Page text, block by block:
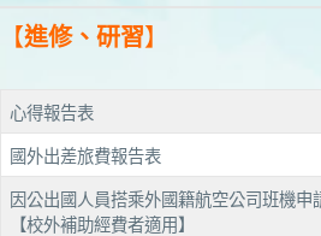
【進修、研習】
心得報告表
國外出差旅費報告表
因公出國人員搭乘外國籍航空公司班機申
【校外補助經費者適用】